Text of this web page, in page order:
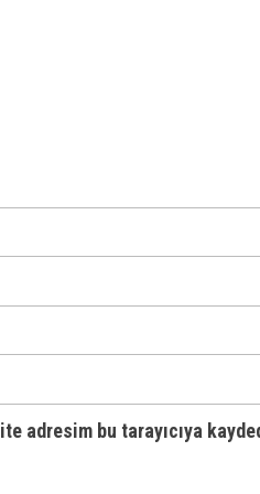
adresim bu tarayıcıya